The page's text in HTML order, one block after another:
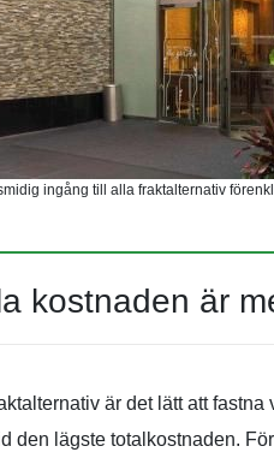
ingång till alla fraktalternativ
kostnaden är
är det lätt att
den lägste totalkostnaden.